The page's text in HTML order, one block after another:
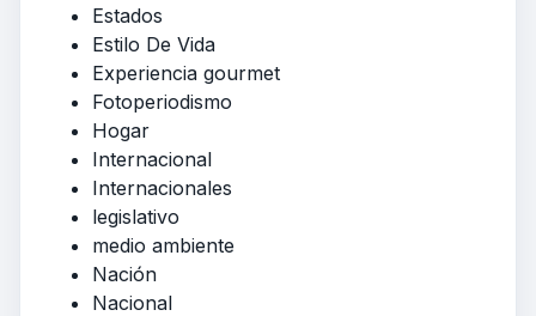
Estados
Estilo De Vida
Experiencia gourmet
Fotoperiodismo
Hogar
Internacional
Internacionales
legislativo
medio ambiente
Nación
Nacional